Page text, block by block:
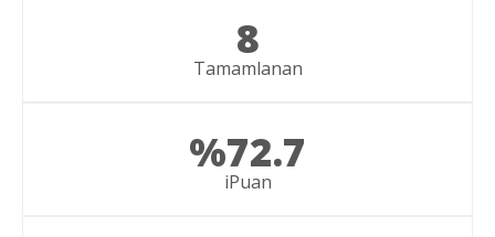
8
Tamamlanan
%72.7
iPuan